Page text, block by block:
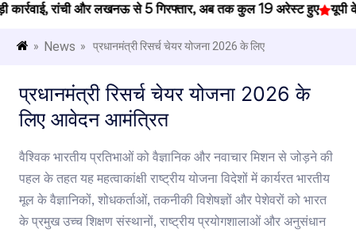
रांची और लखनऊ से 5 गिरफ्तार, अब तक कुल 19 अरेस्ट हुए यूपी के
» News » प्रधानमंत्री रिसर्च चेयर योजना 2026 के लिए
प्रधानमंत्री रिसर्च चेयर योजना 2026 के
लिए आवेदन आमंत्रित
वैश्विक भारतीय प्रतिभाओं को वैज्ञानिक और नवाचार मिशन से जोड़ने की
पहल के तहत यह महत्वाकांक्षी राष्ट्रीय योजना विदेशों में कार्यरत भारतीय
मूल के वैज्ञानिकों, शोधकर्ताओं, तकनीकी विशेषज्ञों और पेशेवरों को भारत
के प्रमुख उच्च शिक्षण संस्थानों, राष्ट्रीय प्रयोगशालाओं और अनुसंधान